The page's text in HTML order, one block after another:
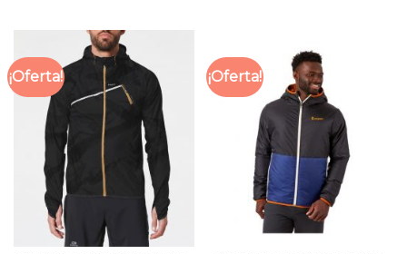
¡Oferta! ¡Oferta!